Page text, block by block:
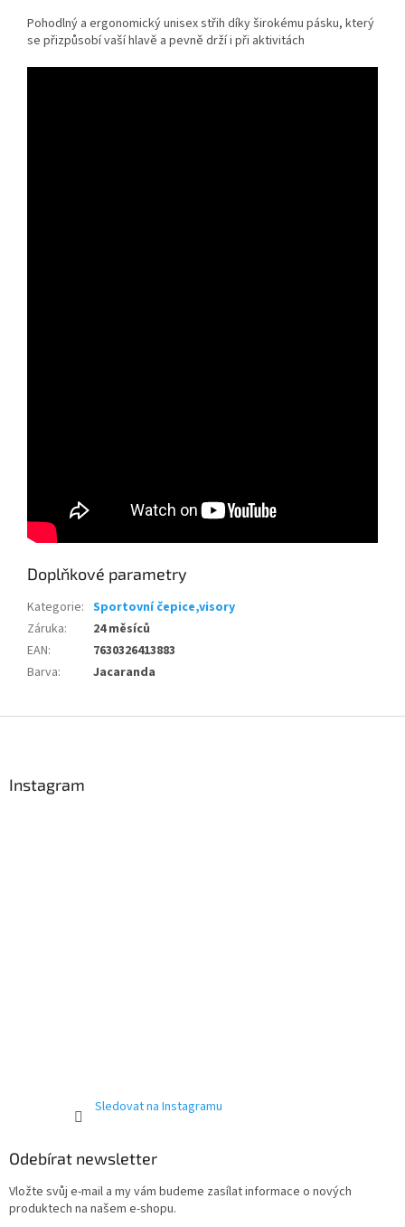
Pohodlný a ergonomický unisex střih díky širokému pásku, který
se přizpůsobí vaší hlavě a pevně drží i při aktivitách
Doplňkové parametry
Kategorie: Sportovní čepice,visory
Záruka:
24 měsíců
EAN:
7630326413883
Barva: Jacaranda
Instagram
Sledovat na Instagramu
Odebírat newsletter
Vložte svůj e-mail a my vám budeme zasílat informace o nových
produktech na našem e-shopu.